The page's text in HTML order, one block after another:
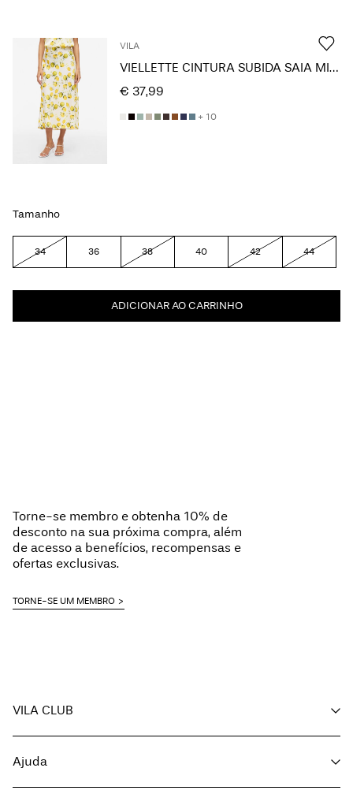
VILA
VIELLETTE CINTURA SUBIDA SAIA MIDI
€ 37,99
+ 10
Tamanho
34 36 38 40 42 44
ADICIONAR AO CARRINHO
Torne-se membro e obtenha 10% de
desconto na sua próxima compra, além
de acesso a benefícios, recompensas e
ofertas exclusivas.
TORNE-SE UM MEMBRO
VILA CLUB
Acompanhar encomenda
Ajuda